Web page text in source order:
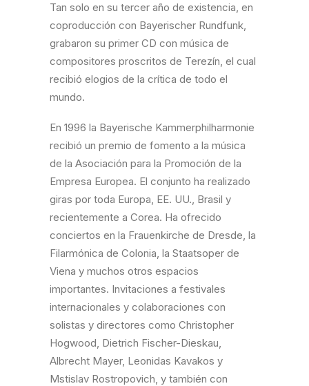
Tan solo en su tercer año de existencia, en
coproducción con Bayerischer Rundfunk,
grabaron su primer CD con música de
compositores proscritos de Terezín, el cual
recibió elogios de la crítica de todo el
mundo.
En 1996 la Bayerische Kammerphilharmonie
recibió un premio de fomento a la música
de la Asociación para la Promoción de la
Empresa Europea. El conjunto ha realizado
giras por toda Europa, EE. UU., Brasil y
recientemente a Corea. Ha ofrecido
conciertos en la Frauenkirche de Dresde, la
Filarmónica de Colonia, la Staatsoper de
Viena y muchos otros espacios
importantes. Invitaciones a festivales
internacionales y colaboraciones con
solistas y directores como Christopher
Hogwood, Dietrich Fischer-Dieskau,
Albrecht Mayer, Leonidas Kavakos y
Mstislav Rostropovich, y también con